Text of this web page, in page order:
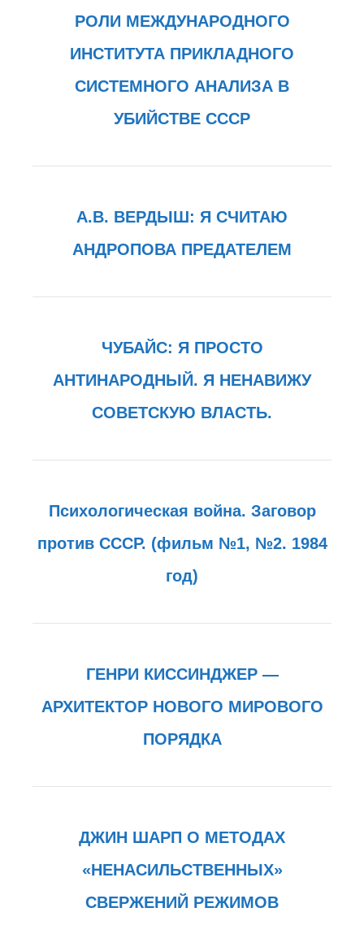
РОЛИ МЕЖДУНАРОДНОГО
ИНСТИТУТА ПРИКЛАДНОГО
СИСТЕМНОГО АНАЛИЗА В
УБИЙСТВЕ СССР
А.В. ВЕРДЫШ: Я СЧИТАЮ
АНДРОПОВА ПРЕДАТЕЛЕМ
ЧУБАЙС: Я ПРОСТО
АНТИНАРОДНЫЙ. Я НЕНАВИЖУ
СОВЕТСКУЮ ВЛАСТЬ.
Психологическая война. Заговор
против СССР. (фильм №1, №2. 1984
год)
ГЕНРИ КИССИНДЖЕР —
АРХИТЕКТОР НОВОГО МИРОВОГО
ПОРЯДКА
ДЖИН ШАРП О МЕТОДАХ
«НЕНАСИЛЬСТВЕННЫХ»
СВЕРЖЕНИЙ РЕЖИМОВ